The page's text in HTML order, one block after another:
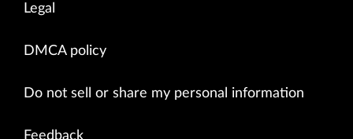
Legal
DMCA policy
Do not sell or share my personal information
Feedback